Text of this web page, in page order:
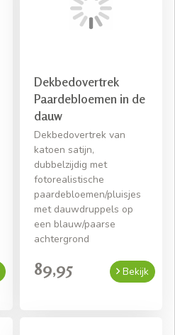
Dekbedovertrek
Paardebloemen in de
dauw
Dekbedovertrek van
katoen satijn,
dubbelzijdig met
fotorealistische
paardebloemen/pluisjes
met dauwdruppels op
een blauw/paarse
achtergrond
89,95 Bekijk